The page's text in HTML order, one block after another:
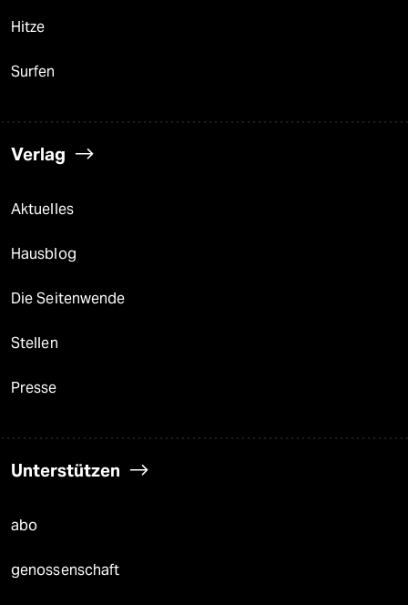
Hitze
Surfen
Verlag
Aktuelles
Hausblog
Die Seitenwende
Stellen
Presse
Unterstützen
abo
genossenschaft